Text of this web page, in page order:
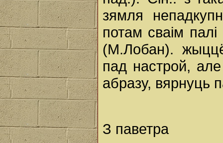
зямля
потам сваім
(М.Лобан).
пад настрой,
абразу, вярнуць
З паветра